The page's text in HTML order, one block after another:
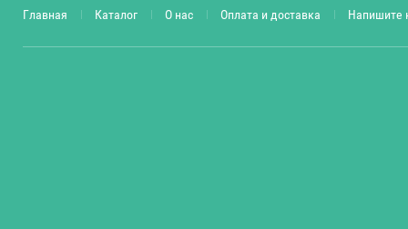
Главная Каталог О нас Оплата и доставка Напишите